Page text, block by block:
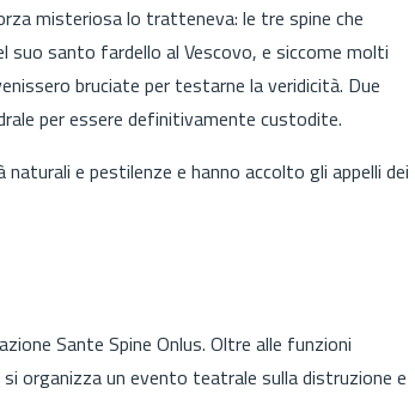
misteriosa lo tratteneva: le tre spine che
suo santo fardello al Vescovo, e siccome molti
bruciate per testarne la veridicità. Due
per essere definitivamente custodite.
e pestilenze e hanno accolto gli appelli dei
Sante Spine Onlus. Oltre alle funzioni
organizza un evento teatrale sulla distruzione e